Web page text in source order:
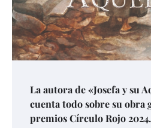
La autora de «Josefa y su
cuenta todo sobre su obra
premios Círculo Rojo 2024.